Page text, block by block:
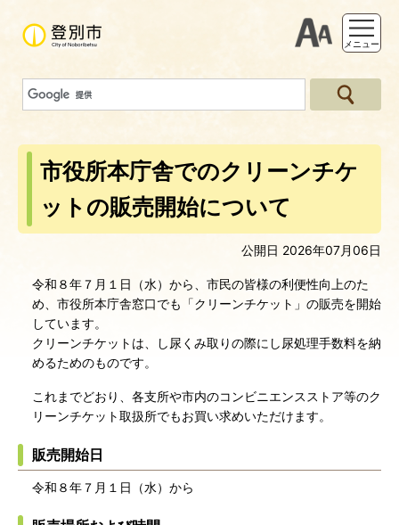
支援ツー
メニュー
市役所本庁舎でのクリーンチケ
ットの販売開始について
公開日 2026年07月06日
令和８年７月１日（水）から、市民の皆様の利便性向上のた
め、市役所本庁舎窓口でも「クリーンチケット」の販売を開始
しています。
クリーンチケットは、し尿くみ取りの際にし尿処理手数料を納
めるためのものです。
これまでどおり、各支所や市内のコンビニエンスストア等のク
リーンチケット取扱所でもお買い求めいただけます。
販売開始日
令和８年７月１日（水）から